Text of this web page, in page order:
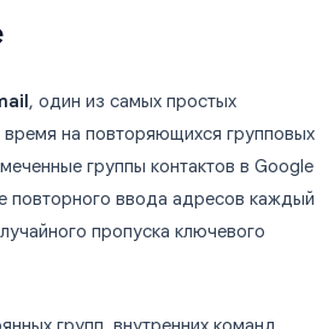
, один из самых простых
на повторяющихся групповых
группы контактов в Google
повторного ввода адресов каждый
пропуска ключевого